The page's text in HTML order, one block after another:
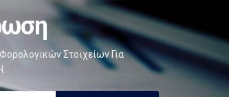
Στοιχείων Για